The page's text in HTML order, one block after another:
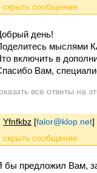
день!
мыслями
включить в
Вам,
все ответы на
Yfnfkbz [falor@klop.net]
бы предложил Вам,